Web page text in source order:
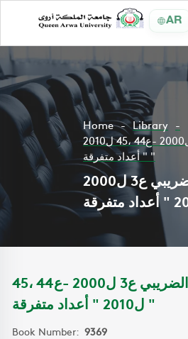
AR
Home
Library
مجلة الوعي الضريبي ع3 ل2000 -ع44 ،45 ل2010
" أعداد متفرقة "
مجلة الوعي الضريبي ع3 ل2000
مجلة الوعي الضريبي ع3 ل2000 -ع44 ،45
ل2010 " أعداد متفرقة "
Book Number: 9369